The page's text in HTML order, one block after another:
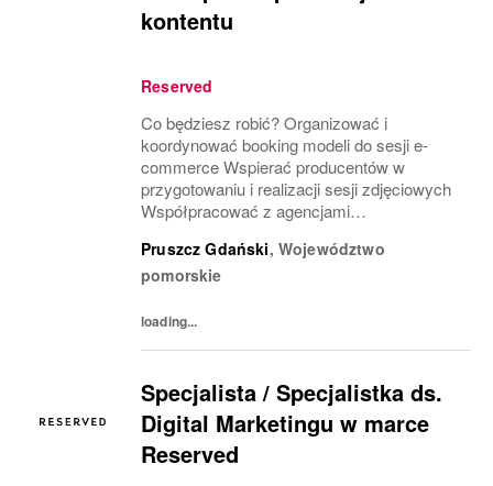
kontentu
Reserved
Co będziesz robić? Organizować i
koordynować booking modeli do sesji e-
commerce Wspierać producentów w
przygotowaniu i realizacji sesji zdjęciowych
Współpracować z agencjami
oraz innymi dostawcami usług w zakresie
organizacji sesji Obsługiwać
Pruszcz Gdański, Województwo
pomorskie
loading...
Specjalista / Specjalistka ds.
Digital Marketingu w marce
Reserved